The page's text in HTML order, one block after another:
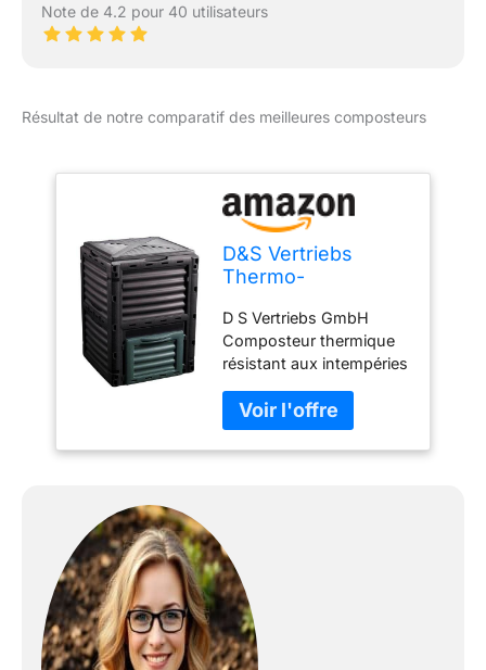
Note de 4.2 pour 40 utilisateurs
Résultat de notre comparatif des meilleures composteurs
D&S Vertriebs
Thermo-
résistant aux
intempéries
D S Vertriebs GmbH
Composteur thermique
résistant aux intempéries